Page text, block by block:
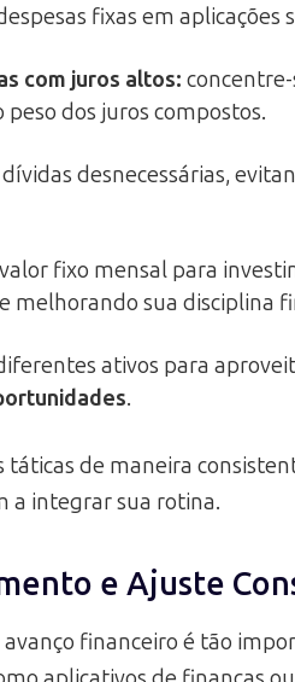
fixas em
com juros altos:
peso dos juros compostos.
desnecessárias,
fixo mensal para
melhorando sua disciplina
ativos para
.
táticas de maneira
a integrar sua rotina.
e Ajuste
financeiro é tão